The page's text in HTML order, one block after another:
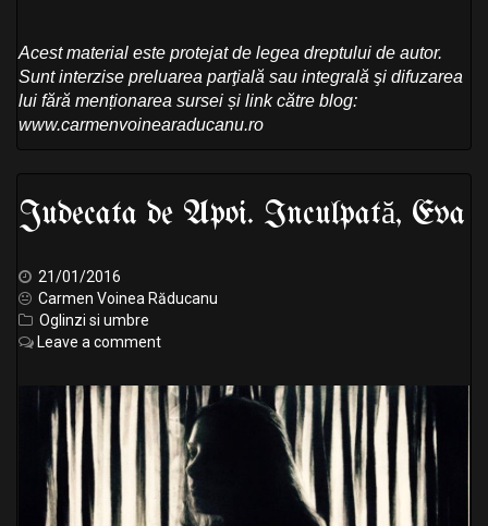
Acest material este protejat de legea dreptului de autor.
Sunt interzise preluarea parţială sau integrală şi difuzarea
lui fără menționarea sursei și link către blog:
www.carmenvoinearaducanu.ro
Judecata de Apoi. Inculpată, Eva
21/01/2016
Carmen Voinea Răducanu
Oglinzi si umbre
Leave a comment